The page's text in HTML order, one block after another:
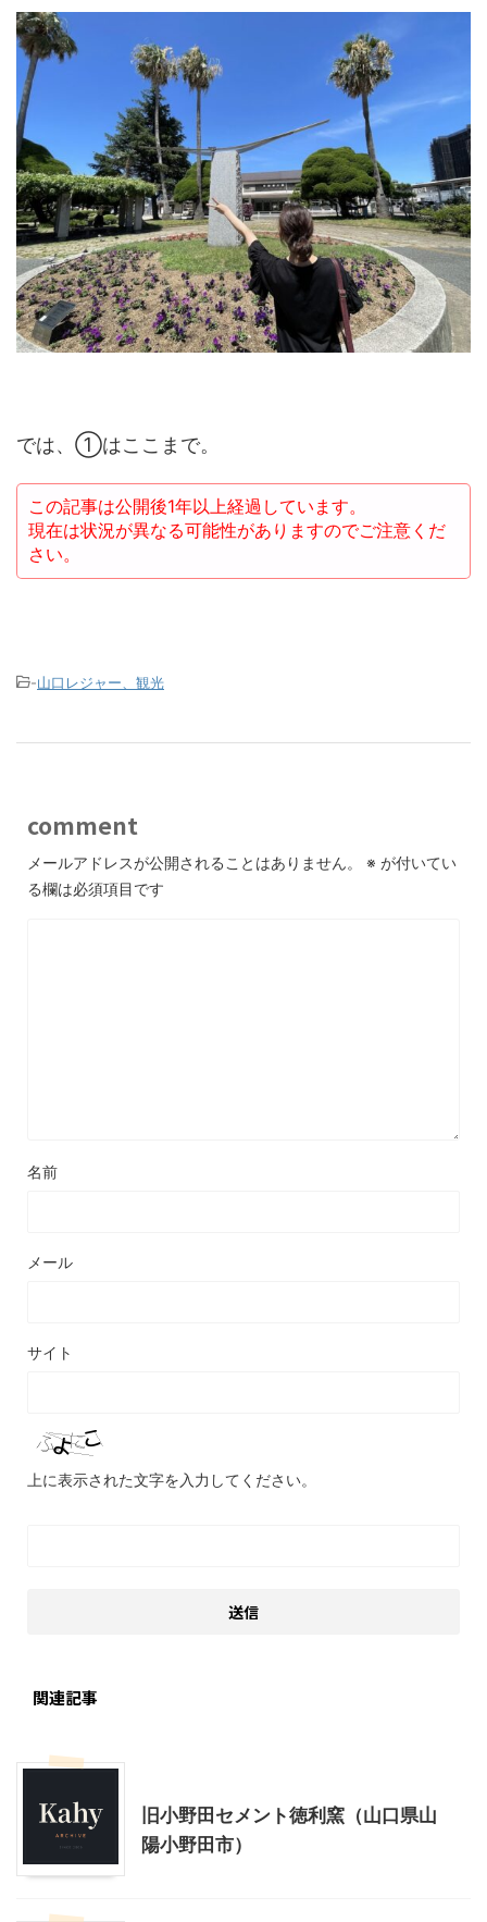
では、①はここまで。
この記事は公開後1年以上経過しています。
現在は状況が異なる可能性がありますのでご注意くだ
さい。
-山口レジャー、観光
comment
メールアドレスが公開されることはありません。 ※ が付いてい
る欄は必須項目です
名前
メール
サイト
上に表示された文字を入力してください。
関連記事
旧小野田セメント徳利窯（山口県山
陽小野田市）